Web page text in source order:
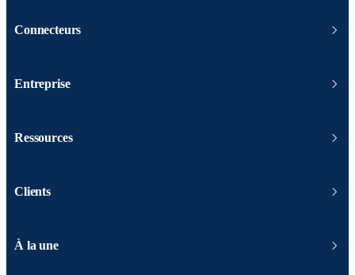
Connecteurs
Entreprise
Ressources
Clients
À la une